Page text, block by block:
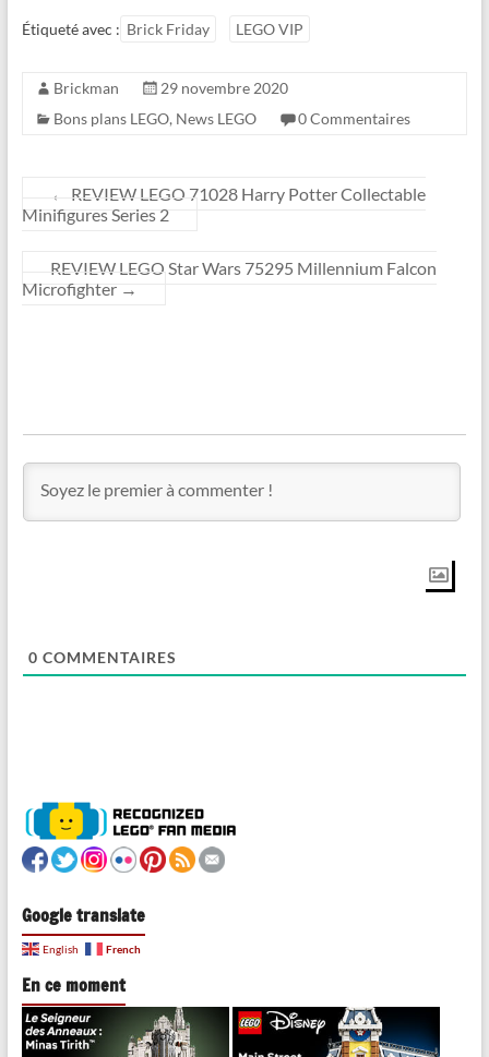
Étiqueté avec : Brick Friday LEGO VIP
Brickman
29 novembre 2020
Bons plans LEGO, News LEGO 0 Commentaires
←
REVIEW LEGO 71028 Harry Potter Collectable
Minifigures Series 2
REVIEW LEGO Star Wars 75295 Millennium Falcon
Microfighter →
0 COMMENTAIRES
Google translate
English French
En ce moment